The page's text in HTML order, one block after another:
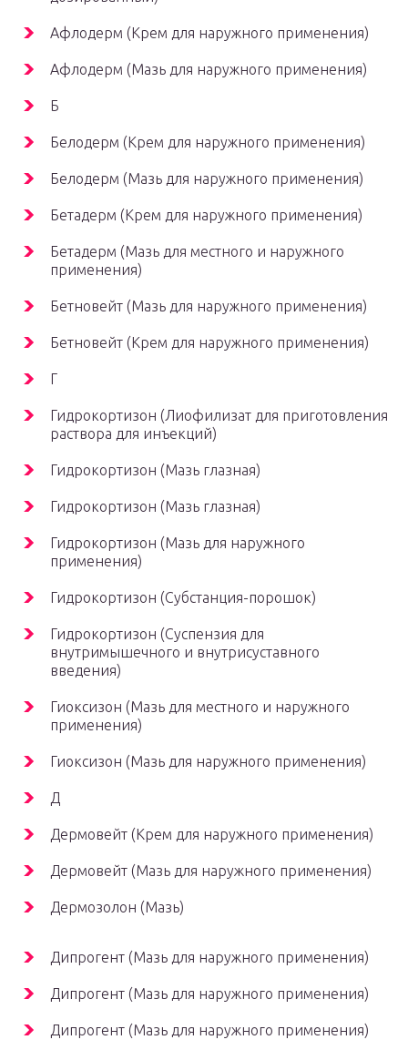
Афлодерм (Крем для наружного применения)
Афлодерм (Мазь для наружного применения)
Б
Белодерм (Крем для наружного применения)
Белодерм (Мазь для наружного применения)
Бетадерм (Крем для наружного применения)
Бетадерм (Мазь для местного и наружного
применения)
Бетновейт (Мазь для наружного применения)
Бетновейт (Крем для наружного применения)
Г
Гидрокортизон (Лиофилизат для приготовления
раствора для инъекций)
Гидрокортизон (Мазь глазная)
Гидрокортизон (Мазь глазная)
Гидрокортизон (Мазь для наружного
применения)
Гидрокортизон (Субстанция-порошок)
Гидрокортизон (Суспензия для
внутримышечного и внутрисуставного
введения)
Гиоксизон (Мазь для местного и наружного
применения)
Гиоксизон (Мазь для наружного применения)
Д
Дермовейт (Крем для наружного применения)
Дермовейт (Мазь для наружного применения)
Дермозолон (Мазь)
Дипрогент (Мазь для наружного применения)
Дипрогент (Мазь для наружного применения)
Дипрогент (Мазь для наружного применения)